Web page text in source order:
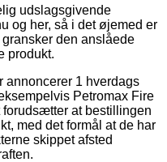
udslagsgivende
og her, så i det øjemed er
den anslåede
produkt.
annoncerer 1 hverdags
Petromax Fire
forudsætter at bestillingen
med det formål at de har
skippet afsted